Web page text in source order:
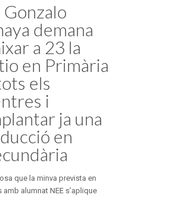
Gonzalo
demana
a 23 la
en Primària
els
i
ja una
en
que la minva prevista en
amb alumnat NEE s’aplique